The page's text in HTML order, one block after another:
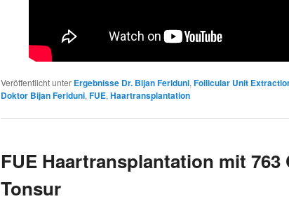
Veröffentlicht unter Ergebnisse Dr. Bijan Feriduni, Follicular Unit
Doktor Bijan Feriduni, FUE, Haartransplantation
FUE Haartransplantation mit 763
Tonsur